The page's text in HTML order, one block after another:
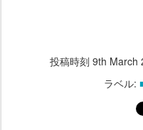
投稿時刻 9th March
ラベル: